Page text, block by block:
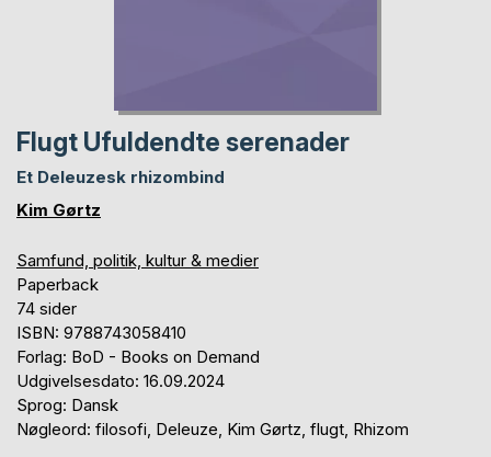
Flugt Ufuldendte serenader
Et Deleuzesk rhizombind
Kim Gørtz
Samfund, politik, kultur & medier
Paperback
74 sider
ISBN: 9788743058410
Forlag: BoD - Books on Demand
Udgivelsesdato: 16.09.2024
Sprog: Dansk
Nøgleord: filosofi, Deleuze, Kim Gørtz, flugt, Rhizom